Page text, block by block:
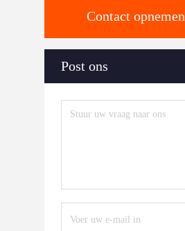
Contact opnemen
Post ons